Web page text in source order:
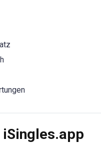
iSingles.app